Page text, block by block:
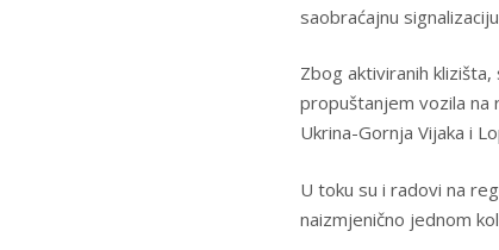
saobraćajnu
Zbog aktiviranih
propuštanjem vozila na
Ukrina-Gornja Vijaka i
U toku su i radovi na
naizmjenično jednom